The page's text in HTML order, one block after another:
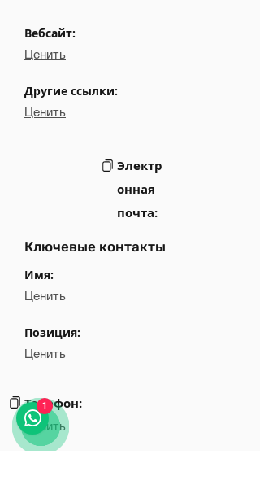
Вебсайт:
Ценить
Другие ссылки:
Ценить
Электр
онная
почта:
Ключевые контакты
Имя:
Ценить
Позиция:
Ценить
Телефон:
Ценить
1